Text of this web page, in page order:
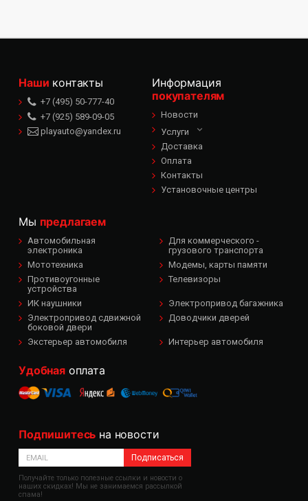
Наши контакты
+7 (495) 50-777-40
+7 (925) 589-09-05
playauto@yandex.ru
Информация
покупателям
Новости
Услуги
Доставка
Оплата
Контакты
Установочные центры
Мы предлагаем
Автомобильная
электроника
Для коммерческого -
грузового транспорта
Мототехника
Модемы, карты памяти
Противоугонные
устройства
Телевизоры
ИК наушники
Электропривод багажника
Электропривод сдвижной
боковой двери
Доводчики дверей
Экстерьер автомобиля Интерьер автомобиля
Удобнаяоплата
Подпишитесь на новости
Подписаться
Получайте только полезные ссылки и новости о
наших скидках! Мы не занимаемся рассылкой
спама!